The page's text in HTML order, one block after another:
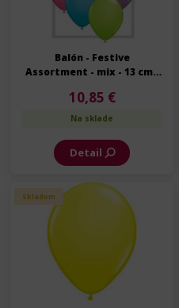
Balón - Festive
Assortment - mix - 13 cm -
10,85 €
Na sklade
Detail
Skladom